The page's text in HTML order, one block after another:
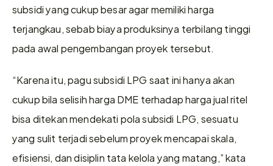
subsidi yang cukup besar agar memiliki harga
terjangkau, sebab biaya produksinya terbilang tinggi
pada awal pengembangan proyek tersebut.
“Karena itu, pagu subsidi LPG saat ini hanya akan
cukup bila selisih harga DME terhadap harga jual ritel
bisa ditekan mendekati pola subsidi LPG, sesuatu
yang sulit terjadi sebelum proyek mencapai skala,
efisiensi, dan disiplin tata kelola yang matang,” kata